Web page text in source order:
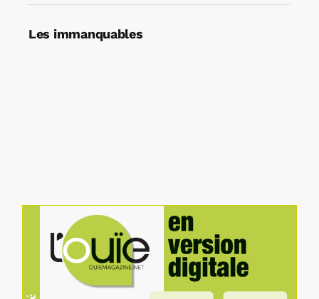
Les immanquables